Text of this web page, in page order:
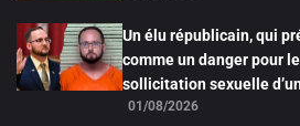
Un élu républicain, qui
comme un danger pour
sollicitation sexuelle
01/08/2026